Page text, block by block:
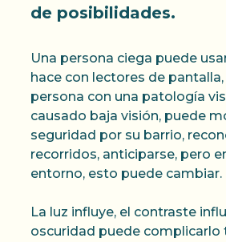
de posibilidades.
Una persona ciega puede
hace con lectores de pantalla,
persona con una patología
causado baja visión, puede
seguridad por su barrio,
recorridos, anticiparse, pero
entorno, esto puede cambiar.
La luz influye, el contraste
oscuridad puede complicarlo